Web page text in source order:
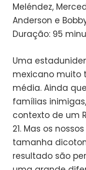
Meléndez,
Anderson e
Duração: 95
Uma
mexicano muito
média. Ainda
famílias
contexto de um
21. Mas os
tamanha
resultado são